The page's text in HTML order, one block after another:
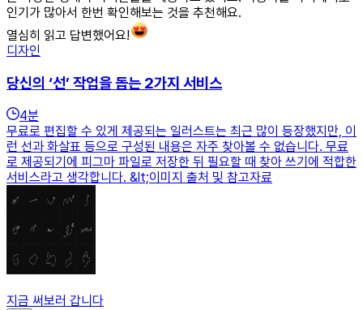
인기가 많아서 한번 확인해보는 것을 추천해요.
열심히 읽고 답변했어요!
디자인
당신의 ‘선’ 작업을 돕는 2가지 서비스
4분
무료로 편집할 수 있게 제공되는 일러스트는 최근 많이 등장했지만, 이
런 선과 화살표 등으로 구성된 내용은 자주 찾아볼 수 없습니다. 무료
로 제공되기에 피그마 파일로 저장한 뒤 필요할 때 찾아 쓰기에 적합한
서비스라고 생각합니다. &lt;이미지 출처 및 참고자료
지금 써보러 갑니다